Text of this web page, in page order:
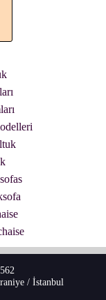
/ İstanbul